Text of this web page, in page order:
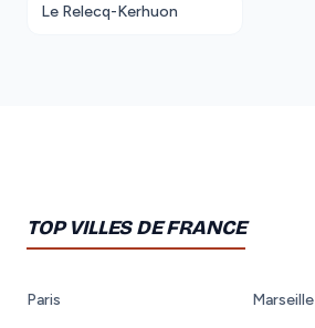
Le Relecq-Kerhuon
TOP VILLES DE FRANCE
Paris Marseille